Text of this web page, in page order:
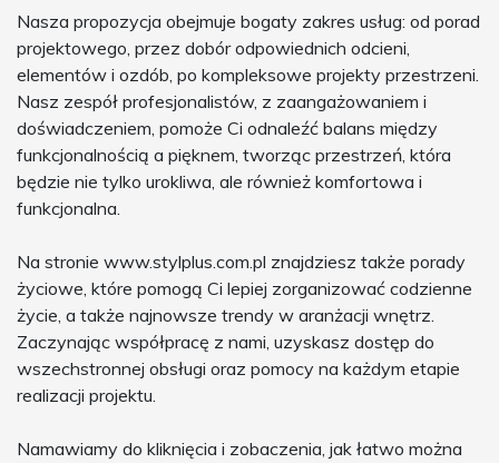
Nasza propozycja obejmuje bogaty zakres usług: od porad
projektowego, przez dobór odpowiednich odcieni,
elementów i ozdób, po kompleksowe projekty przestrzeni.
Nasz zespół profesjonalistów, z zaangażowaniem i
doświadczeniem, pomoże Ci odnaleźć balans między
funkcjonalnością a pięknem, tworząc przestrzeń, która
będzie nie tylko urokliwa, ale również komfortowa i
funkcjonalna.
Na stronie www.stylplus.com.pl znajdziesz także porady
życiowe, które pomogą Ci lepiej zorganizować codzienne
życie, a także najnowsze trendy w aranżacji wnętrz.
Zaczynając współpracę z nami, uzyskasz dostęp do
wszechstronnej obsługi oraz pomocy na każdym etapie
realizacji projektu.
Namawiamy do kliknięcia i zobaczenia, jak łatwo można